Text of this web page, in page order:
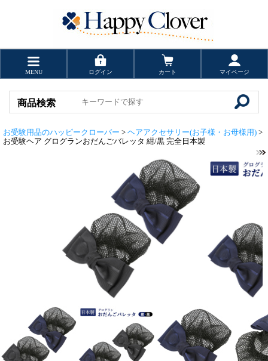
MENU ログイン カート マイページ
商品検索
お受験用品のハッピークローバー > ヘアアクセサリー(お子様・お母様用) >
お受験ヘア グログランおだんごバレッタ 紺/黒 完全日本製